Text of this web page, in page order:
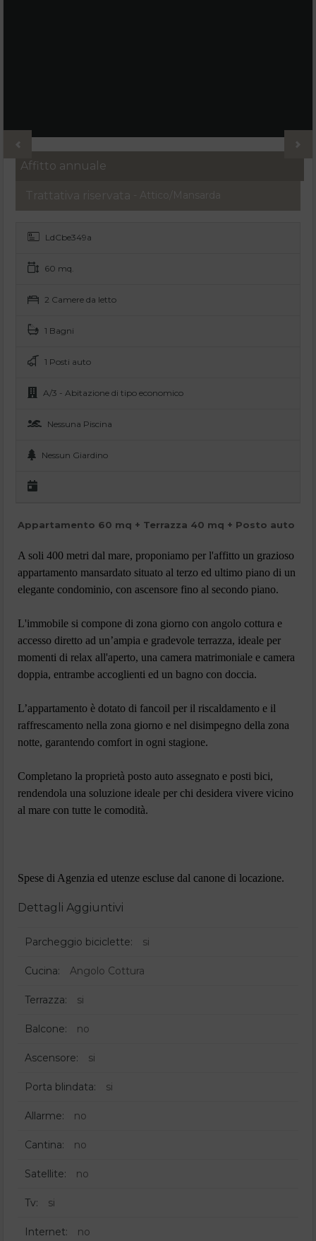
Affitto annuale
Trattativa riservata - Attico/Mansarda
LdCbe349a
60 mq.
2 Camere da letto
1 Bagni
1 Posti auto
A/3 - Abitazione di tipo economico
Nessuna Piscina
Nessun Giardino
Appartamento 60 mq + Terrazza 40 mq + Posto auto
A soli 400 metri dal mare, proponiamo per l'affitto un grazioso
appartamento mansardato situato al terzo ed ultimo piano di un
elegante condominio, con ascensore fino al secondo piano.
L'immobile si compone di zona giorno con angolo cottura e
accesso diretto ad un’ampia e gradevole terrazza, ideale per
momenti di relax all'aperto, una camera matrimoniale e camera
doppia, entrambe accoglienti ed un bagno con doccia.
L’appartamento è dotato di fancoil per il riscaldamento e il
raffrescamento nella zona giorno e nel disimpegno della zona
notte, garantendo comfort in ogni stagione.
Completano la proprietà posto auto assegnato e posti bici,
rendendola una soluzione ideale per chi desidera vivere vicino
al mare con tutte le comodità.
Spese di Agenzia ed utenze escluse dal canone di locazione.
Dettagli Aggiuntivi
Parcheggio biciclette: si
Cucina: Angolo Cottura
Terrazza: si
Balcone: no
Ascensore: si
Porta blindata: si
Allarme: no
Cantina: no
Satellite: no
Tv: si
Internet: no